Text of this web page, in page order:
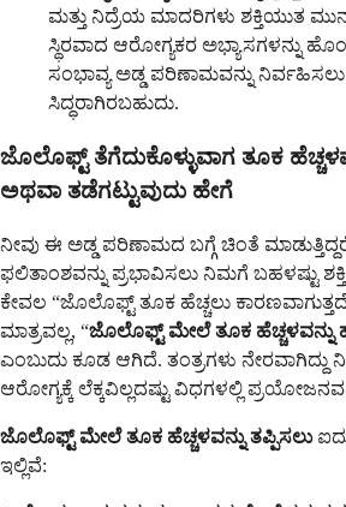
ಮತ್ತು ನಿದ್ರೆಯ ಮಾದರಿಗಳು ಶಕ್ತಿಯುತ
ಸ್ಥಿರವಾದ ಆರೋಗ್ಯಕರ ಅಭ್ಯಾಸಗಳನ್ನು
ಸಂಭಾವ್ಯ ಅಡ್ಡ ಪರಿಣಾಮವನ್ನು
ಸಿದ್ಧರಾಗಿರಬಹುದು.
ಜೊಲೊಫ್ಟ್ ತೆಗೆದುಕೊಳ್ಳುವಾಗ ತೂಕ
ಅಥವಾ ತಡೆಗಟ್ಟುವುದು ಹೇಗೆ
ನೀವು ಈ ಅಡ್ಡ ಪರಿಣಾಮದ ಬಗ್ಗೆ ಚಿಂತೆ
ಫಲಿತಾಂಶವನ್ನು ಪ್ರಭಾವಿಸಲು ನಿಮಗೆ ಬಹಳಷ್ಟು
ಕೇವಲ “ಜೊಲೊಫ್ಟ್ ತೂಕ ಹೆಚ್ಚಲು
ಮಾತ್ರವಲ್ಲ, “ಜೊಲೊಫ್ಟ್ ಮೇಲೆ ತೂಕ ಹೆಚ್ಚಳವನ್ನು
ಎಂಬುದು ಕೂಡ ಆಗಿದೆ. ತಂತ್ರಗಳು ನೇರವಾಗಿದ್ದು
ಆರೋಗ್ಯಕ್ಕೆ ಲೆಕ್ಕವಿಲ್ಲದಷ್ಟು ವಿಧಗಳಲ್ಲಿ
ಜೊಲೊಫ್ಟ್ ಮೇಲೆ ತೂಕ ಹೆಚ್ಚಳವನ್ನು ತಪ್ಪಿಸಲು
ಇಲ್ಲಿವೆ: